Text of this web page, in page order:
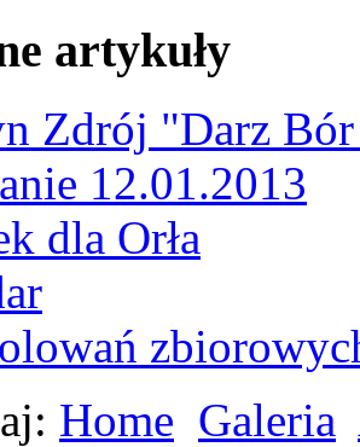
artykuły
Zdrój "Darz
12.01.2013
dla Orła
Home Galeria